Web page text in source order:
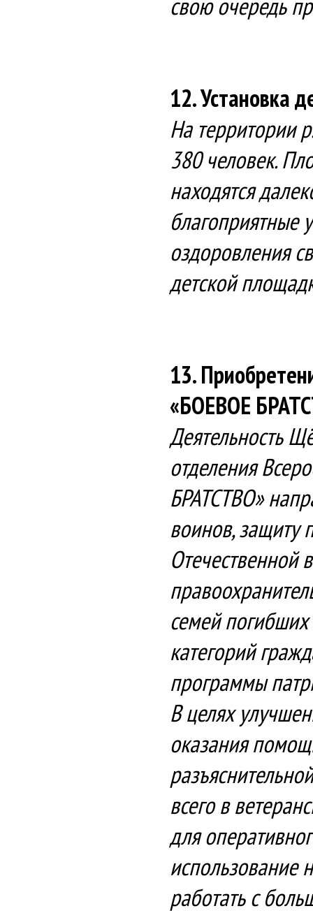
12. Установка
На территории
380 человек.
находятся
благоприятные
оздоровления
детской
13.
«БОЕВОЕ
Деятельность
отделения
БРАТСТВО»
воинов, защиту
Отечественной
семей
категорий
программы
В целях
оказания
всего в
для
использование
работать с